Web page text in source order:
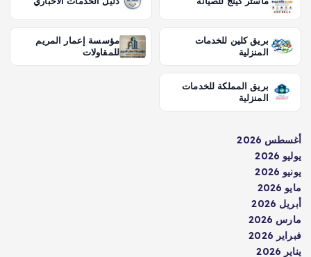
بريق كلين للخدمات
المنزلية
مؤسسة إعمار المريم
للمقاولات
بريق المملكة للخدمات
المنزلية
أغسطس 2026
يوليو 2026
يونيو 2026
مايو 2026
أبريل 2026
مارس 2026
فبراير 2026
يناير 2026